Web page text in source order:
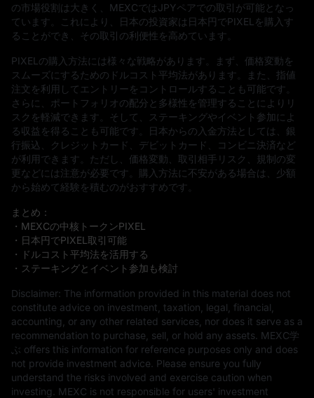
の市場役割は大きく、MEXCではJPYペアでの取引が可能となっ
ています。これにより、日本の投資家は日本円でPIXELを購入す
ることができ、その取引の利便性を高めています。
PIXELの購入方法には様々な戦略があります。まず、価格変動を
スムーズにするためのドルコスト平均法があります。また、指値
注文を利用してエントリーをコントロールすることも可能です。
さらに、ポートフォリオの配分と多様性を管理することによりリ
スクを軽減できます。そして、ステーキングやイベント参加によ
る収益を得ることも可能です。日本からの入金方法としては、銀
行振込、クレジットカード、デビットカード、コンビニ決済など
が利用できます。ただし、価格変動、取引相手リスク、規制の変
更などには注意が必要です。購入方法に不安がある場合は、少額
から始めて経験を積むのがおすすめです。
まとめ：
・MEXCの中核トークンPIXEL
・日本円でPIXEL取引可能
・ドルコスト平均法を活用する
・ステーキングとイベント参加も検討
Disclaimer: The information provided in this material does not
constitute advice on investment, taxation, legal, financial,
accounting, or any other related services, nor does it serve as a
recommendation to purchase, sell, or hold any assets. MEXC学
ぶ offers this information for reference purposes only and does
not provide investment advice. Please ensure you fully
understand the risks involved and exercise caution when
investing. MEXC is not responsible for users' investment